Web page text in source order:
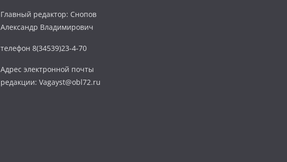
Главный редактор: Снопов
Александр Владимирович
телефон 8(34539)23-4-70
Адрес электронной почты
редакции: Vagayst@obl72.ru